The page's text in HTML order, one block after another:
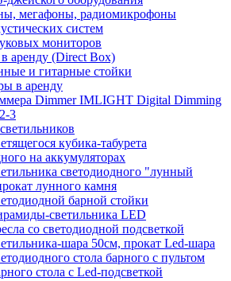
мегафоны, радиомикрофоны
систем
мониторов
аренду (Direct Box)
и гитарные стойки
в аренду
Dimmer IMLIGHT Digital Dimming
3
кубика-табурета
на аккумуляторах
светодиодного "лунный
лунного камня
барной стойки
светильника LED
со светодиодной подсветкой
шара 50см, прокат Led-шара
стола барного с пультом
стола с Led-подсветкой